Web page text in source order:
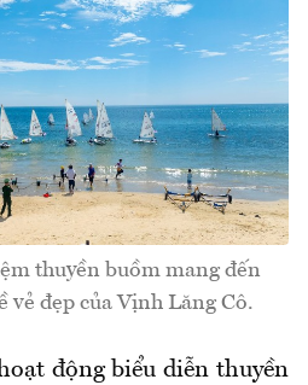
thuyền buồm mang đến
vẻ đẹp của Vịnh Lăng Cô.
động biểu diễn thuyền